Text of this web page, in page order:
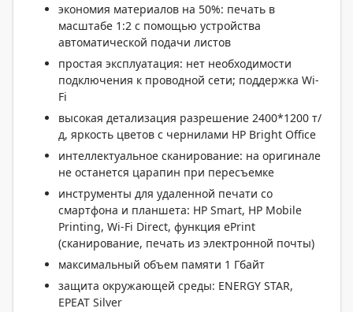
экономия материалов на 50%: печать в
масштабе 1:2 с помощью устройства
автоматической подачи листов
простая эксплуатация: нет необходимости
подключения к проводной сети; поддержка Wi-
Fi
высокая детализация разрешение 2400*1200 т/
д, яркость цветов с чернилами HP Bright Office
интеллектуальное сканирование: на оригинале
не останется царапин при пересъемке
инструменты для удаленной печати со
смартфона и планшета: HP Smart, HP Mobile
Printing, Wi-Fi Direct, функция ePrint
(сканирование, печать из электронной почты)
максимальный объем памяти 1 Гбайт
защита окружающей среды: ENERGY STAR,
EPEAT Silver